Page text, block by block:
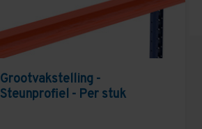
Grootvakstelling -
Steunprofiel - Per stuk